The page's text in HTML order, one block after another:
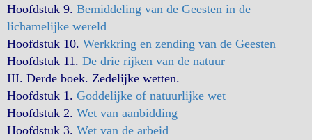
Hoofdstuk 9. Bemiddeling van de Geesten in de
lichamelijke wereld
Hoofdstuk 10. Werkkring en zending van de Geesten
Hoofdstuk 11. De drie rijken van de natuur
III. Derde boek. Zedelijke wetten.
Hoofdstuk 1. Goddelijke of natuurlijke wet
Hoofdstuk 2. Wet van aanbidding
Hoofdstuk 3. Wet van de arbeid